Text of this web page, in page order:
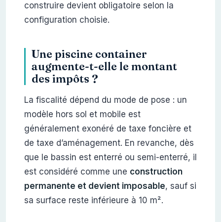
construire devient obligatoire selon la
configuration choisie.
Une piscine container
augmente-t-elle le montant
des impôts ?
La fiscalité dépend du mode de pose : un
modèle hors sol et mobile est
généralement exonéré de taxe foncière et
de taxe d’aménagement. En revanche, dès
que le bassin est enterré ou semi-enterré, il
est considéré comme une construction
permanente et devient imposable, sauf si
sa surface reste inférieure à 10 m².